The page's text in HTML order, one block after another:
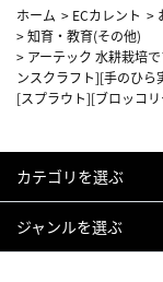
ホーム > ECカレント >
>知育・教育(その他)
> アーテック 水耕栽培
ンスクラフト][手のひ
[スプラウト][ブロッコ
カテゴリを選ぶ
ジャンルを選ぶ